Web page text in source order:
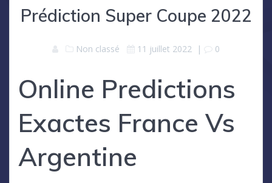
Prédiction Super Coupe 2022
Non classé 11 juillet 2022 | 0
Online Predictions
Exactes France Vs
Argentine